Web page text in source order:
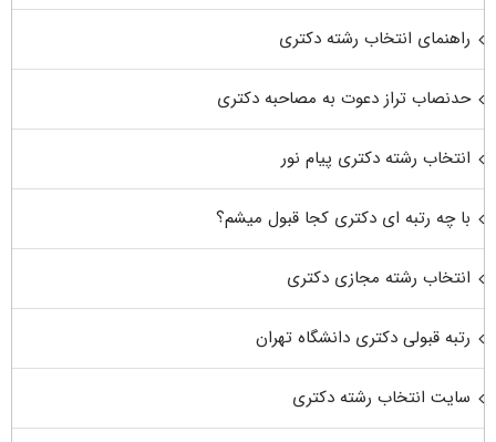
راهنمای انتخاب رشته دکتری
حدنصاب تراز دعوت به مصاحبه دکتری
انتخاب رشته دکتری پیام نور
با چه رتبه ای دکتری کجا قبول میشم؟
انتخاب رشته مجازی دکتری
رتبه قبولی دکتری دانشگاه تهران
سایت انتخاب رشته دکتری